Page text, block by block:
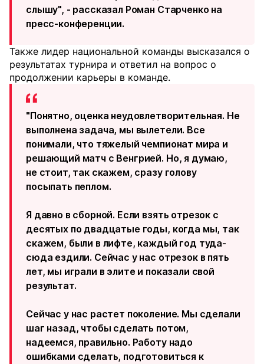
слышу", - рассказал Роман Старченко на
пресс-конференции.
Также лидер национальной команды высказался о
результатах турнира и ответил на вопрос о
продолжении карьеры в команде.
"Понятно, оценка неудовлетворительная. Не
выполнена задача, мы вылетели. Все
понимали, что тяжелый чемпионат мира и
решающий матч с Венгрией. Но, я думаю,
не стоит, так скажем, сразу голову
посыпать пеплом.
Я давно в сборной. Если взять отрезок с
десятых по двадцатые годы, когда мы, так
скажем, были в лифте, каждый год туда-
сюда ездили. Сейчас у нас отрезок в пять
лет, мы играли в элите и показали свой
результат.
Сейчас у нас растет поколение. Мы сделали
шаг назад, чтобы сделать потом,
надеемся, правильно. Работу надо
ошибками сделать, подготовиться к